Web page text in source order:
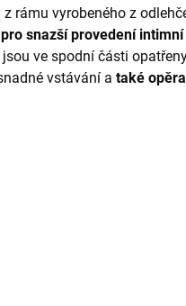
rámu vyrobeného z
snazší provedení
ve spodní části
vstávání a také